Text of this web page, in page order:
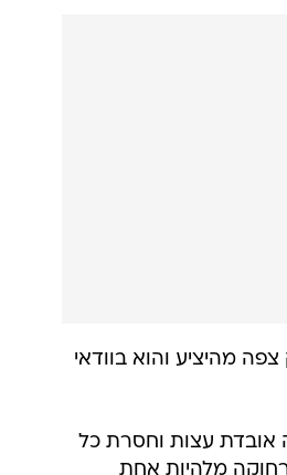
מהיציע והוא בוודאי
אובדת עצות וחסרת כל
מלהיות אחת